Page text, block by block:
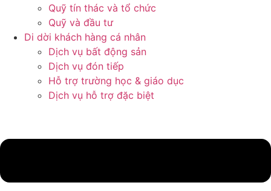
Quỹ tín thác và tổ chức
Quỹ và đầu tư
Di dời khách hàng cá nhân
Dịch vụ bất động sản
Dịch vụ đón tiếp
Hỗ trợ trường học & giáo dục
Dịch vụ hỗ trợ đặc biệt​